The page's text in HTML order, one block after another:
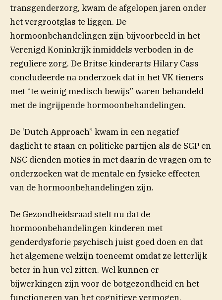
transgenderzorg, kwam de afgelopen jaren onder
het vergrootglas te liggen. De
hormoonbehandelingen zijn bijvoorbeeld in het
Verenigd Koninkrijk inmiddels verboden in de
reguliere zorg. De Britse kinderarts Hilary Cass
concludeerde na onderzoek dat in het VK tieners
met “te weinig medisch bewijs” waren behandeld
met de ingrijpende hormoonbehandelingen.
De ‘Dutch Approach” kwam in een negatief
daglicht te staan en politieke partijen als de SGP en
NSC dienden moties in met daarin de vragen om te
onderzoeken wat de mentale en fysieke effecten
van de hormoonbehandelingen zijn.
De Gezondheidsraad stelt nu dat de
hormoonbehandelingen kinderen met
genderdysforie psychisch juist goed doen en dat
het algemene welzijn toeneemt omdat ze letterlijk
beter in hun vel zitten. Wel kunnen er
bijwerkingen zijn voor de botgezondheid en het
functioneren van het cognitieve vermogen.